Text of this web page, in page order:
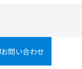
お問い合わせ